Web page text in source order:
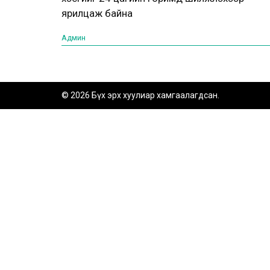
ярилцаж байна
Админ
© 2026 Бүх эрх хуулиар хамгаалагдсан.